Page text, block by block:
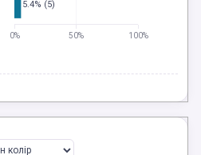
5.4% (5)
0% 50% 100%